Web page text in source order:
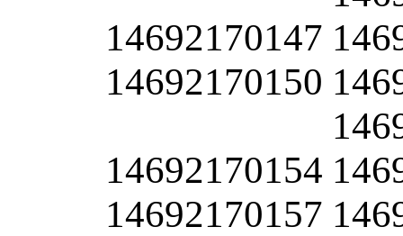
14692170147
14692170150
14692170154
14692170157